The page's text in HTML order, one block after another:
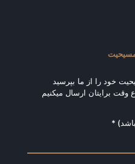
خود را از ما بپرسید
برایتان ارسال میکنیم
*